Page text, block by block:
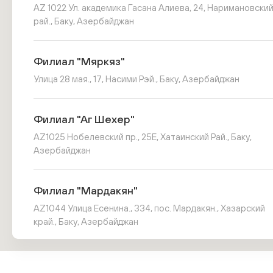
AZ 1022 Ул. академика Гасана Алиева, 24, Наримановcкий
рай., Баку, Азербайджан
Филиал "Мяркяз"
Улица 28 мая., 17, Насими Рэй., Баку, Азербайджан
Филиал "Аг Шехер"
AZ1025 Нобелевский пр., 25E, Хатаинский Рай., Баку,
Азербайджан
Филиал "Мардакян"
AZ1044 Улица Есенина., 334, пос. Мардакян., Хазарский
край., Баку, Азербайджан